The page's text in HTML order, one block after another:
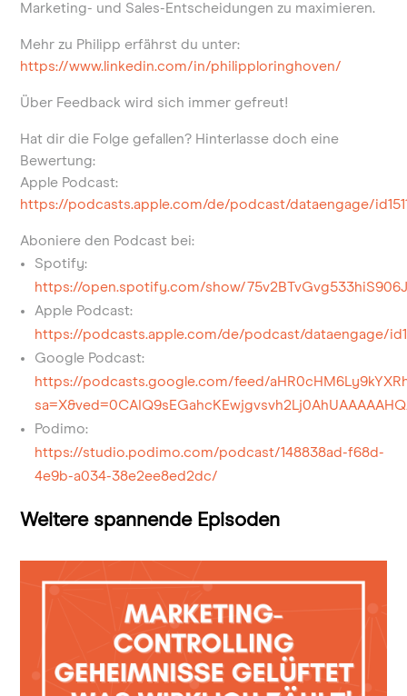
Marketing- und Sales-Entscheidungen zu maximieren.
Mehr zu Philipp erfährst du unter:
https://www.linkedin.com/in/philipploringhoven/
Über Feedback wird sich immer gefreut!
Hat dir die Folge gefallen? Hinterlasse doch eine
Bewertung:
Apple Podcast:
https://podcasts.apple.com/de/podcast/dataengage/
Aboniere den Podcast bei:
Spotify:
https://open.spotify.com/show/
Apple Podcast:
https://podcasts.apple.com/de/podcast/dataengage/
Google Podcast:
https://podcasts.google.com/feed/
Podimo:
https://studio.podimo.com/podcast/148838ad-f68d-
4e9b-a034-38e2ee8ed2dc/
Weitere spannende Episoden